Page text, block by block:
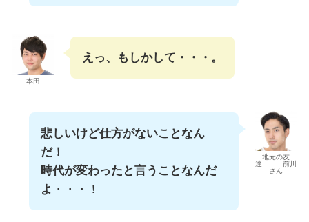
本田
えっ、もしかして・・・。
地元の友
達 前川
さん
悲しいけど仕方がないことなん
だ！
時代が変わったと言うことなんだ
よ ・・・！